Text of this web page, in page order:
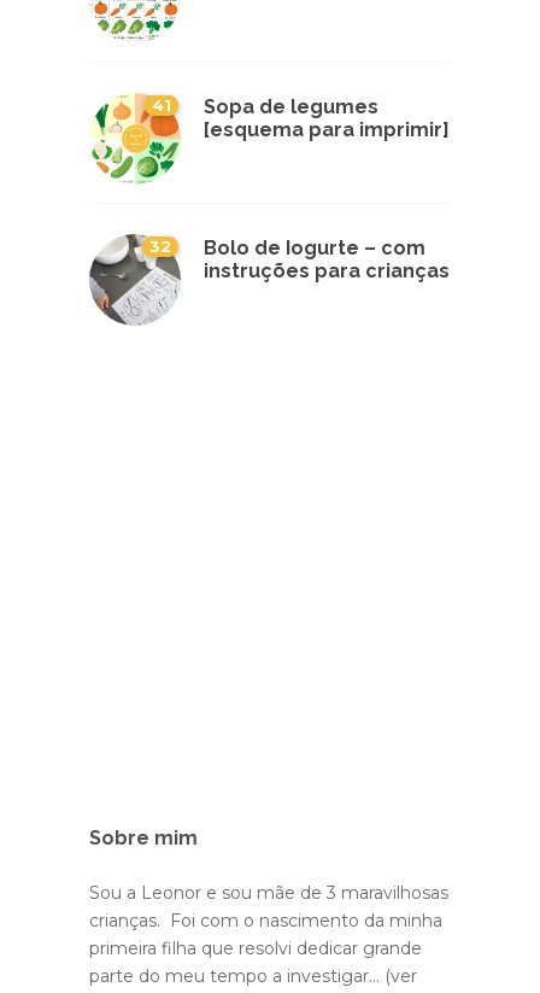
41
Sopa de legumes
[esquema para imprimir]
32
Bolo de Iogurte – com
instruções para crianças
Sobre mim
Sou a Leonor e sou mãe de 3 maravilhosas
crianças. Foi com o nascimento da minha
primeira filha que resolvi dedicar grande
parte do meu tempo a investigar... (ver